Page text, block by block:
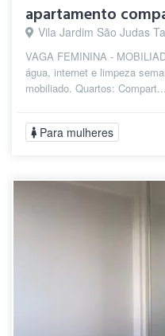
apartamento
Vila Jardim São Judas
VAGA FEMININA -
água, internet e limpeza
mobiliado. Quartos: Compart...
Para mulheres